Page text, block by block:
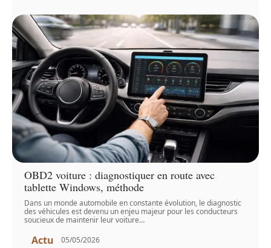
OBD2 voiture : diagnostiquer en route avec
tablette Windows, méthode
Dans un monde automobile en constante évolution, le diagnostic
des véhicules est devenu un enjeu majeur pour les conducteurs
soucieux de maintenir leur voiture…
Actu 05/05/2026